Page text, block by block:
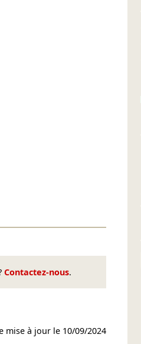
Contactez-nous.
mise à jour le 10/09/2024